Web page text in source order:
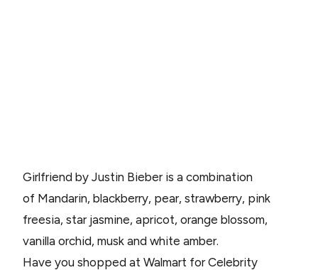
Girlfriend by Justin Bieber is a combination
of Mandarin, blackberry, pear, strawberry, pink
freesia, star jasmine, apricot, orange blossom,
vanilla orchid, musk and white amber.
Have you shopped at Walmart for Celebrity